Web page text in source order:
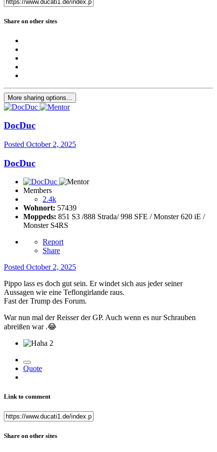
Share on other sites
More sharing options...
DocDuc
Posted October 2, 2025
DocDuc
Members
2.4k
Wohnort: 57439
Moppeds: 851 S3 /888 Strada/ 998 SFE / Monster 620 iE /
Monster S4RS
Report
Share
Posted October 2, 2025
Pippo lass es doch gut sein. Er windet sich aus jeder seiner
Aussagen wie eine Teflongirlande raus.
Fast der Trump des Forum.
War nun mal der Reisser der GP. Auch wenn es nur Schrauben
abreißen war .😂
2
Quote
Link to comment
Share on other sites